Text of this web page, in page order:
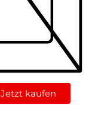
Jetzt kaufen